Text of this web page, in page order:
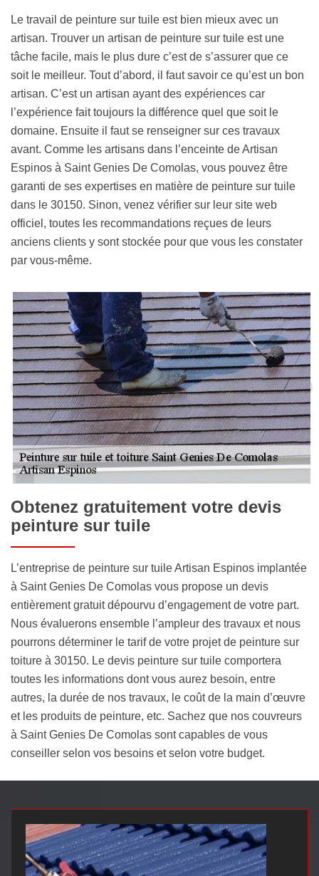
Le travail de peinture sur tuile est bien mieux avec un
artisan. Trouver un artisan de peinture sur tuile est une
tâche facile, mais le plus dure c’est de s’assurer que ce
soit le meilleur. Tout d’abord, il faut savoir ce qu’est un bon
artisan. C’est un artisan ayant des expériences car
l’expérience fait toujours la différence quel que soit le
domaine. Ensuite il faut se renseigner sur ces travaux
avant. Comme les artisans dans l’enceinte de Artisan
Espinos à Saint Genies De Comolas, vous pouvez être
garanti de ses expertises en matière de peinture sur tuile
dans le 30150. Sinon, venez vérifier sur leur site web
officiel, toutes les recommandations reçues de leurs
anciens clients y sont stockée pour que vous les constater
par vous-même.
Obtenez gratuitement votre devis
peinture sur tuile
L’entreprise de peinture sur tuile Artisan Espinos implantée
à Saint Genies De Comolas vous propose un devis
entièrement gratuit dépourvu d’engagement de votre part.
Nous évaluerons ensemble l’ampleur des travaux et nous
pourrons déterminer le tarif de votre projet de peinture sur
toiture à 30150. Le devis peinture sur tuile comportera
toutes les informations dont vous aurez besoin, entre
autres, la durée de nos travaux, le coût de la main d’œuvre
et les produits de peinture, etc. Sachez que nos couvreurs
à Saint Genies De Comolas sont capables de vous
conseiller selon vos besoins et selon votre budget.